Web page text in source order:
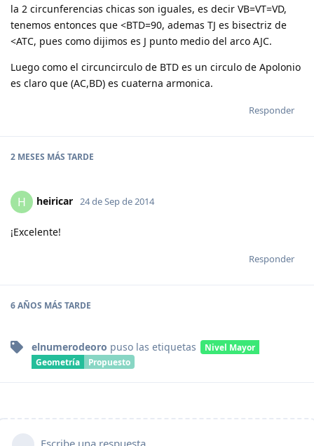
la 2 circunferencias chicas son iguales, es decir VB=VT=VD,
tenemos entonces que <BTD=90, ademas TJ es bisectriz de
<ATC, pues como dijimos es J punto medio del arco AJC.
Luego como el circuncirculo de BTD es un circulo de Apolonio
es claro que (AC,BD) es cuaterna armonica.
Responder
2 MESES MÁS TARDE
H heiricar 24 de Sep de 2014
¡Excelente!
Responder
6 AÑOS MÁS TARDE
elnumerodeoro puso las etiquetas
Nivel Mayor
Geometría
Propuesto
Escribe una respuesta...